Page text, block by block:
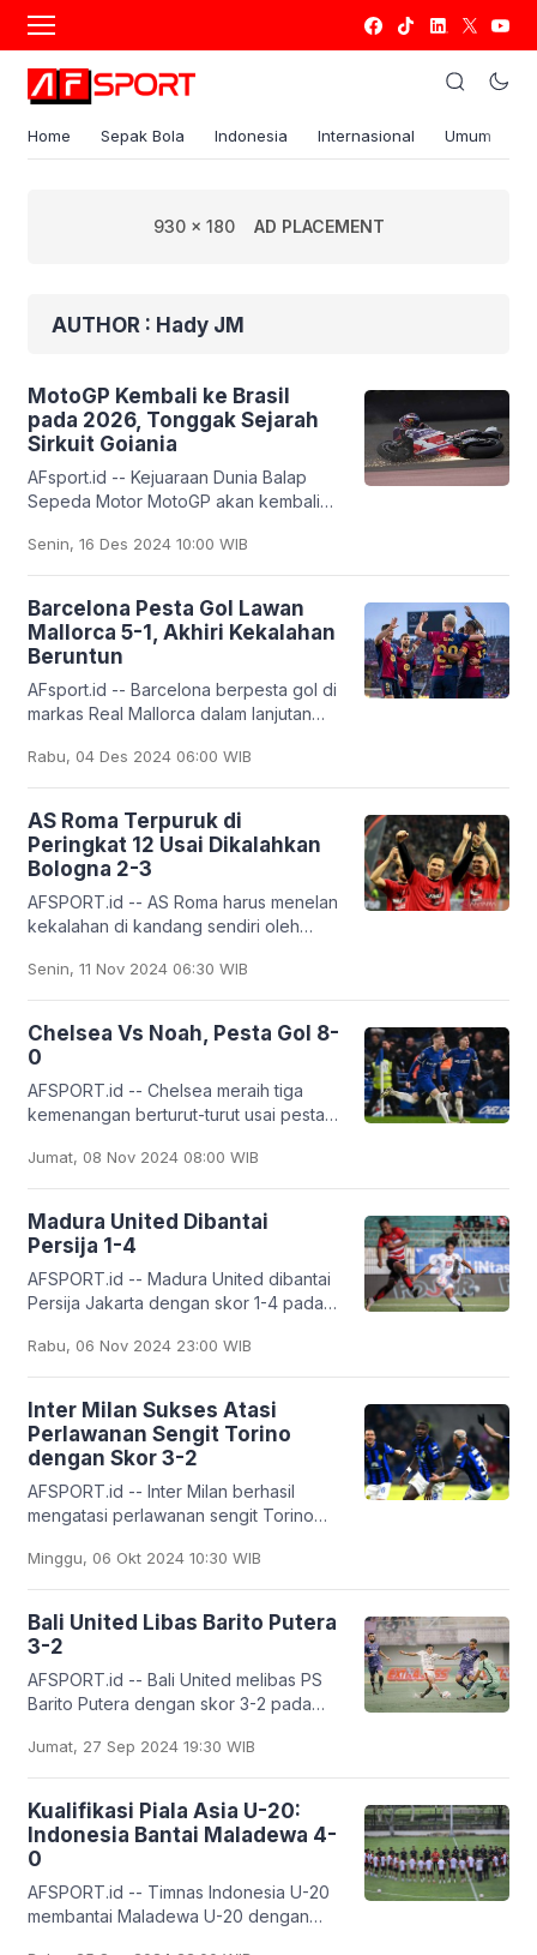
Home Sepak Bola Indonesia Internasional Umum
930 x 180 AD PLACEMENT
AUTHOR : Hady JM
MotoGP Kembali ke Brasil
pada 2026, Tonggak Sejarah
Sirkuit Goiania
AFsport.id -- Kejuaraan Dunia Balap
Sepeda Motor MotoGP akan kembali
Senna di Brasil, pada tahun 2026
hingga 2030.
Senin, 16 Des 2024 10:00 WIB
Barcelona Pesta Gol Lawan
Mallorca 5-1, Akhiri Kekalahan
Beruntun
AFsport.id -- Barcelona berpesta gol di
markas Real Mallorca dalam lanjutan
Moix, pada Rabu (4/11) dini hari waktu
Rabu, 04 Des 2024 06:00 WIB
AS Roma Terpuruk di
Peringkat 12 Usai Dikalahkan
Bologna 2-3
AFSPORT.id -- AS Roma harus menelan
kekalahan di kandang sendiri oleh
giornatta ke-12 Serie A 2024/2025 di
Stadion Olimpico pada
Senin, 11 Nov 2024 06:30 WIB
Chelsea Vs Noah, Pesta Gol 8-
0
AFSPORT.id -- Chelsea meraih tiga
kemenangan berturut-turut usai pesta
0 pada pertandingan ketiga Liga
Konferensi. Laga
Jumat, 08 Nov 2024 08:00 WIB
Madura United Dibantai
Persija 1-4
AFSPORT.id -- Madura United dibantai
Persija Jakarta dengan skor 1-4 pada
Pakansari, Kabupaten Bogor, Rabu
(6/11)
Rabu, 06 Nov 2024 23:00 WIB
Inter Milan Sukses Atasi
Perlawanan Sengit Torino
dengan Skor 3-2
AFSPORT.id -- Inter Milan berhasil
mengatasi perlawanan sengit Torino
Serie A 2024/2025 yang berlangsung
di Stadion
Minggu, 06 Okt 2024 10:30 WIB
Bali United Libas Barito Putera
3-2
AFSPORT.id -- Bali United melibas PS
Barito Putera dengan skor 3-2 pada
2024/2025 di Stadion Kapten I Wayan
Dipta,
Jumat, 27 Sep 2024 19:30 WIB
Kualifikasi Piala Asia U-20:
Indonesia Bantai Maladewa 4-
0
AFSPORT.id -- Timnas Indonesia U-20
membantai Maladewa U-20 dengan